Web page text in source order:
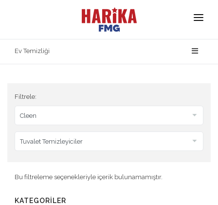
Anasayfa
Ürün Güvenliği
İletişim
Ev Temizliği
Filtrele:
Bu filtreleme seçenekleriyle içerik bulunamamıştır.
KATEGORİLER